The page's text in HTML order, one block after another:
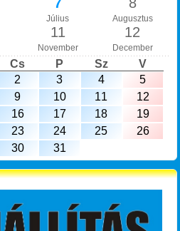
Július Augusztus
11
November
12
December
Cs P Sz
V
2 3 4
5
9 10 11
12
16 17 18
19
23 24 25
26
30 31